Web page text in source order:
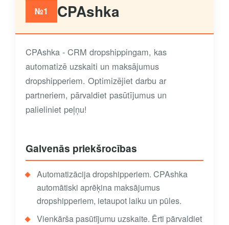
№1 CPAshka
CPAshka - CRM dropshippingam, kas
automatizē uzskaiti un maksājumus
dropshipperiem. Optimizējiet darbu ar
partneriem, pārvaldiet pasūtījumus un
palieliniet peļņu!
Galvenās priekšrocības
Automatizācija dropshipperiem. CPAshka
automātiski aprēķina maksājumus
dropshipperiem, ietaupot laiku un pūles.
Vienkārša pasūtījumu uzskaite. Ērti pārvaldiet